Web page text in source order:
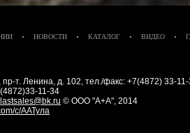
НОВОСТИ КАТАЛОГ ВИДЕО
пр-т. Ленина, д. 102, тел./факс: +7(4872) 33-
11-34
© ООО "А+А", 2014
c/ААТула